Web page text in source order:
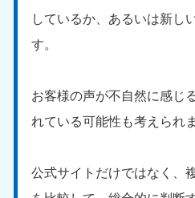
しているか、あるいは新し
す。
お客様の声が不自然に感じ
れている可能性も考えられま
公式サイトだけではなく、